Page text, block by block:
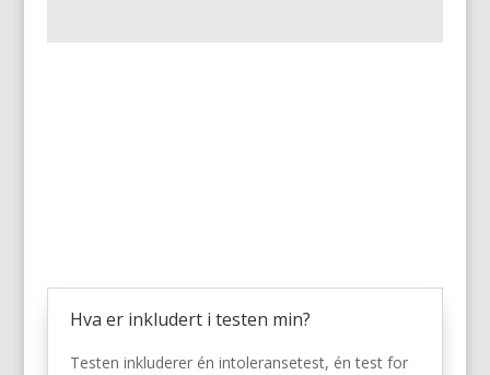
Hva er inkludert i testen min?
Testen inkluderer én intoleransetest, én test for